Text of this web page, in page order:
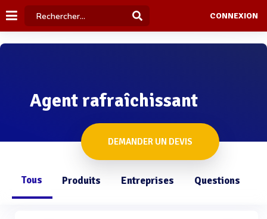
CONNEXION
Agent rafraîchissant
DEMANDER UN DEVIS
Tous Produits Entreprises Questions